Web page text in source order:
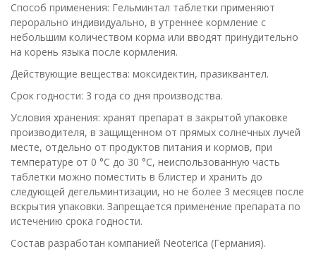
Способ применения: Гельминтал таблетки применяют
перорально индивидуально, в утреннее кормление с
небольшим количеством корма или вводят принудительно
на корень языка после кормления.
Действующие вещества: моксидектин, празиквантел.
Срок годности: 3 года со дня производства.
Условия хранения: хранят препарат в закрытой упаковке
производителя, в защищенном от прямых солнечных лучей
месте, отдельно от продуктов питания и кормов, при
температуре от 0 °С до 30 °С, неиспользованную часть
таблетки можно поместить в блистер и хранить до
следующей дегельминтизации, но не более 3 месяцев после
вскрытия упаковки. Запрещается применение препарата по
истечению срока годности.
Состав разработан компанией Neoterica (Германия).